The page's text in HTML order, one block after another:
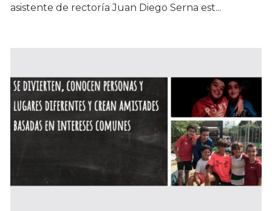
asistente de rectoría Juan Diego Serna est...